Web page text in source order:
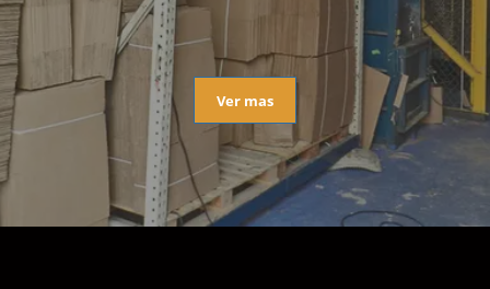
Ver mas